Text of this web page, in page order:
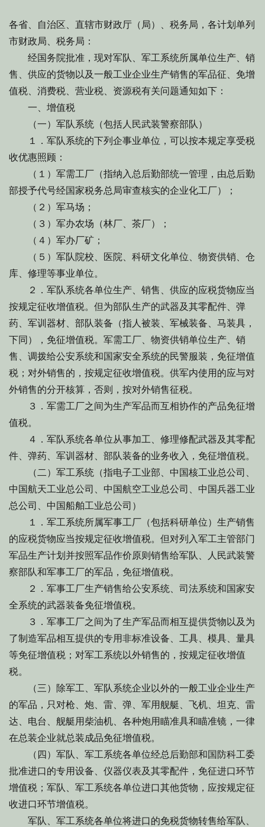
各省、自治区、直辖市财政厅（局）、税务局，各计划单列
市财政局、税务局：
经国务院批准，现对军队、军工系统所属单位生产、销
售、供应的货物以及一般工业企业生产销售的军品征、免增
值税、消费税、营业税、资源税有关问题通知如下：
一、增值税
（一）军队系统（包括人民武装警察部队）
１．军队系统的下列企事业单位，可以按本规定享受税
收优惠照顾：
（１）军需工厂（指纳入总后勤部统一管理，由总后勤
部授予代号经国家税务总局审查核实的企业化工厂）；
（２）军马场；
（３）军办农场（林厂、茶厂）；
（４）军办厂矿；
（５）军队院校、医院、科研文化单位、物资供销、仓
库、修理等事业单位。
２．军队系统各单位生产、销售、供应的应税货物应当
按规定征收增值税。但为部队生产的武器及其零配件、弹
药、军训器材、部队装备（指人被装、军械装备、马装具，
下同），免征增值税。军需工厂、物资供销单位生产、销
售、调拨给公安系统和国家安全系统的民警服装，免征增值
税；对外销售的，按规定征收增值税。供军内使用的应与对
外销售的分开核算，否则，按对外销售征税。
３．军需工厂之间为生产军品而互相协作的产品免征增
值税。
４．军队系统各单位从事加工、修理修配武器及其零配
件、弹药、军训器材、部队装备的业务收入，免征增值税。
（二）军工系统（指电子工业部、中国核工业总公司、
中国航天工业总公司、中国航空工业总公司、中国兵器工业
总公司、中国船舶工业总公司）
１．军工系统所属军事工厂（包括科研单位）生产销售
的应税货物应当按规定征收增值税。但对列入军工主管部门
军品生产计划并按照军品作价原则销售给军队、人民武装警
察部队和军事工厂的军品，免征增值税。
２．军事工厂生产销售给公安系统、司法系统和国家安
全系统的武器装备免征增值税。
３．军事工厂之间为了生产军品而相互提供货物以及为
了制造军品相互提供的专用非标准设备、工具、模具、量具
等免征增值税；对军工系统以外销售的，按规定征收增值
税。
（三）除军工、军队系统企业以外的一般工业企业生产
的军品，只对枪、炮、雷、弹、军用舰艇、飞机、坦克、雷
达、电台、舰艇用柴油机、各种炮用瞄准具和瞄准镜，一律
在总装企业就总装成品免征增值税。
（四）军队、军工系统各单位经总后勤部和国防科工委
批准进口的专用设备、仪器仪表及其零配件，免征进口环节
增值税；军队、军工系统各单位进口其他货物，应按规定征
收进口环节增值税。
军队、军工系统各单位将进口的免税货物转售给军队、